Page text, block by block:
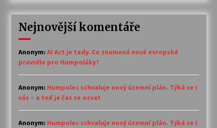
Nejnovější komentáře
Anonym: AI Act je tady. Co znamená nové evropské
pravidlo pro Humpoláky?
Anonym: Humpolec schvaluje nový územní plán. Týká se i
vás – a teď je čas se ozvat
Anonym: Humpolec schvaluje nový územní plán. Týká se i